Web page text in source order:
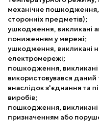
механічне
сторонніх предметів);
ушкодження, викликані
пониженням у мережі;
ушкодження, викликані
електромережі;
пошкодження,
використовувався
внаслідок з'єднання та
виробів;
пошкодження, викликані
призначенням або